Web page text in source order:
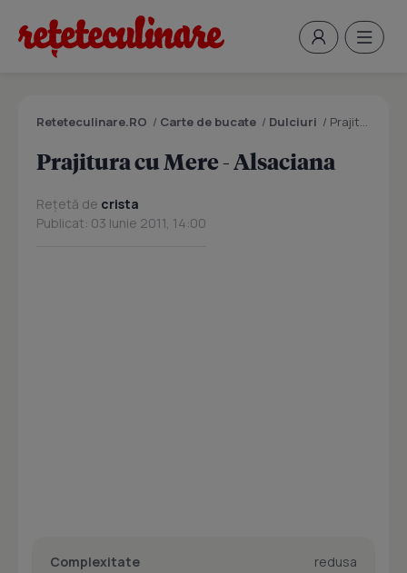
Reteteculinare.RO / Carte de bucate / Dulciuri / Prajitura cu Mere - Alsaciana
Prajitura cu Mere - Alsaciana
Rețetă de crista
Publicat: 03 Iunie 2011, 14:00
Complexitate redusa